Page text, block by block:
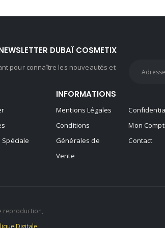
DUBAÏ COSMETIX
pour connaître les nouveautés et
INFORMATIONS
Mentions Légales
Conditions
Générales de
Vente
Mon
Contact
reproduction,
Digitale